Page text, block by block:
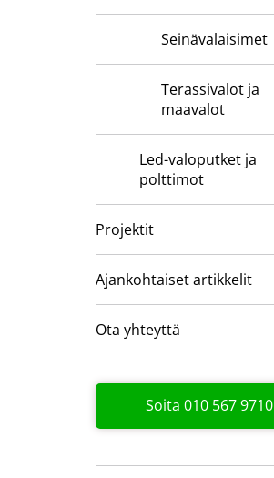
Seinävalaisimet
Terassivalot ja
maavalot
Led-valoputket ja
polttimot
Projektit
Ajankohtaiset artikkelit
Ota yhteyttä
Soita 010 567 9710